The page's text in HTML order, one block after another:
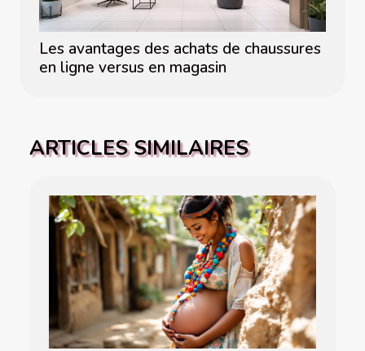
Les avantages des achats de chaussures
en ligne versus en magasin
ARTICLES SIMILAIRES